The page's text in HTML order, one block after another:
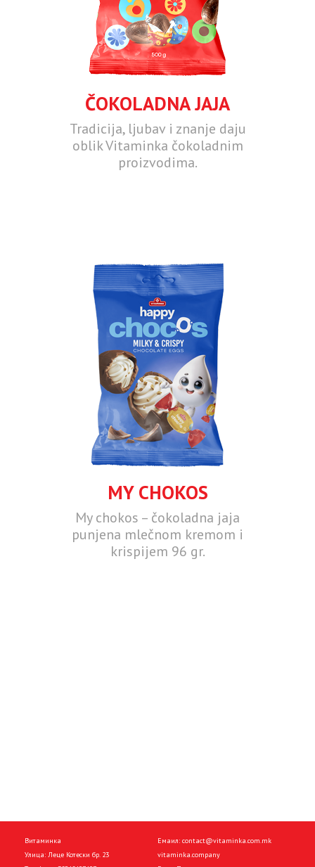
ČOKOLADNA JAJA
Tradicija, ljubav i znanje daju
oblik Vitaminka čokoladnim
proizvodima.
MY CHOKOS
My chokos – čokoladna jaja
punjena mlečnom kremom i
krispijem 96 gr.
Витаминка
Улица: Леце Котески бр. 23
Емаил: contact@vitaminka.com.mk
vitaminka.company